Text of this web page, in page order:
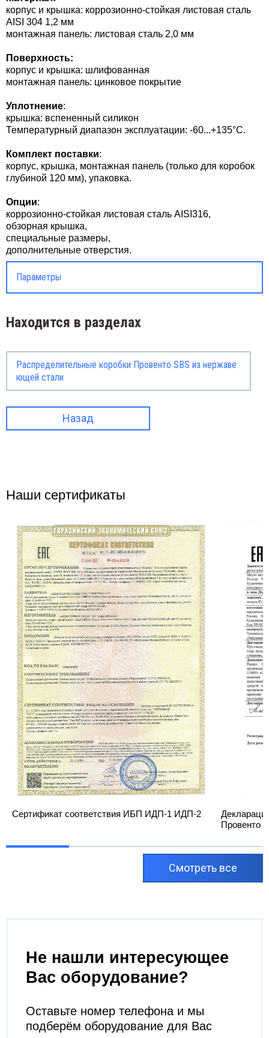
корпус и крышка: коррозионно-стойкая листовая сталь
AISI 304 1,2 мм
монтажная панель: листовая сталь 2,0 мм
Поверхность:
корпус и крышка: шлифованная
монтажная панель: цинковое покрытие
Уплотнение:
крышка: вспененный силикон
Температурный диапазон эксплуатации: -60...+135°С.
Комплект поставки:
корпус, крышка, монтажная панель (только для коробок
глубиной 120 мм), упаковка.
Опции:
коррозионно-стойкая листовая сталь AISI316,
обзорная крышка,
специальные размеры,
дополнительные отверстия.
Параметры
Находится в разделах
Распределительные коробки Провенто SBS из нержаве
ющей стали
Назад
Наши сертификаты
Сертификат соответствия ИБП ИДП-1 ИДП-2
Провенто
Cмотреть все
Не нашли интересующее
Вас оборудование?
Оставьте номер телефона и мы
подберём оборудование для Вас